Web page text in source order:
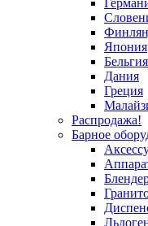
Япония
Бельгия
Дания
Греция
Распродажа!
Барное